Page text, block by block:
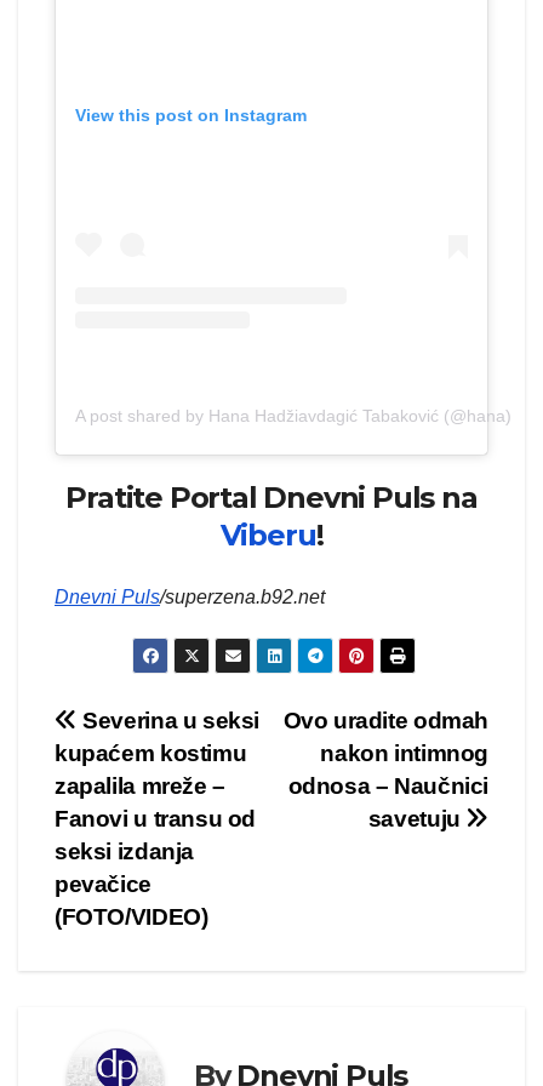
View this post on Instagram
A post shared by Hana Hadžiavdagić Tabaković (@hana)
Pratite Portal Dnevni Puls na
Viberu!
Dnevni Puls/superzena.b92.net
Kretanje
članka
Ovo uradite odmah
nakon intimnog
odnosa – Naučnici
savetuju
Severina u seksi
kupaćem kostimu
zapalila mreže –
Fanovi u transu od
seksi izdanja
pevačice
(FOTO/VIDEO)
ByDnevni Puls